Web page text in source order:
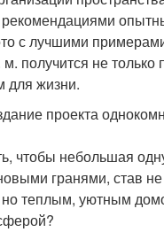
рекомендациями
с лучшими
получится не только
для жизни.
проекта
чтобы небольшая
гранями, став
теплым, уютным